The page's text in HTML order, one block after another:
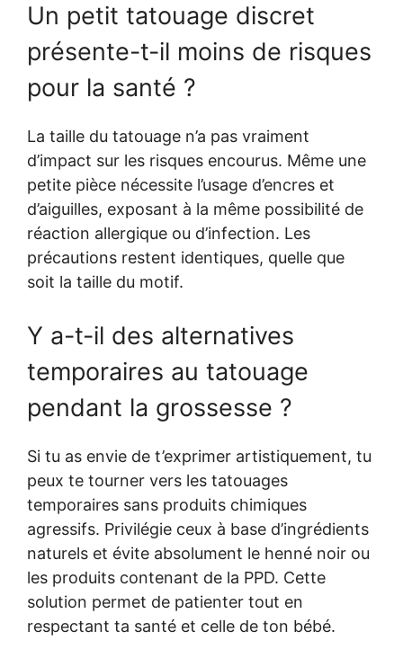
Un petit tatouage discret
présente-t-il moins de risques
pour la santé ?
La taille du tatouage n’a pas vraiment
d’impact sur les risques encourus. Même une
petite pièce nécessite l’usage d’encres et
d’aiguilles, exposant à la même possibilité de
réaction allergique ou d’infection. Les
précautions restent identiques, quelle que
soit la taille du motif.
Y a-t-il des alternatives
temporaires au tatouage
pendant la grossesse ?
Si tu as envie de t’exprimer artistiquement, tu
peux te tourner vers les tatouages
temporaires sans produits chimiques
agressifs. Privilégie ceux à base d’ingrédients
naturels et évite absolument le henné noir ou
les produits contenant de la PPD. Cette
solution permet de patienter tout en
respectant ta santé et celle de ton bébé.